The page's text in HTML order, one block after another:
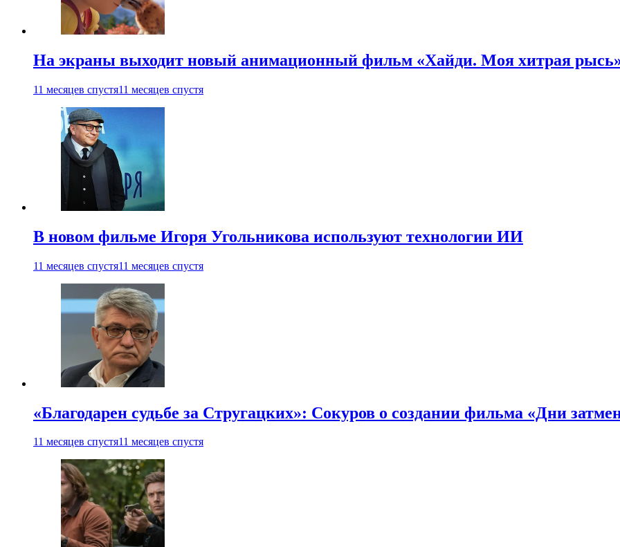
На экраны выходит новый анимационный фильм «Хайди. Моя хитрая
11 месяцев спустя11 месяцев спустя
В новом фильме Игоря Угольникова используют технологии ИИ
11 месяцев спустя11 месяцев спустя
«Благодарен судьбе за Стругацких»: Сокуров о создании фильма «Дни
11 месяцев спустя11 месяцев спустя